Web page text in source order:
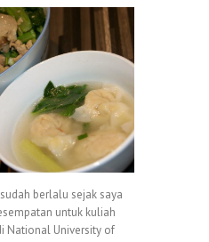
berlalu sejak saya
untuk kuliah
National University of